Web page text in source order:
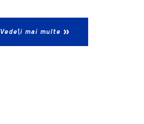
Vedeți mai multe